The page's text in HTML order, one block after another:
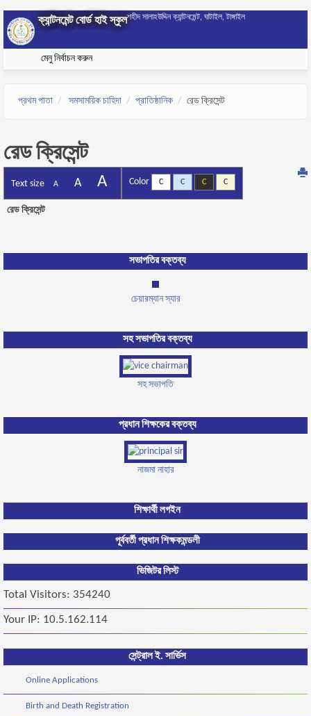
Skip to main content
ক্যান্টনমেন্ট বোর্ড হাই স্কুলশহীদ সালাহউদ্দিন ক্যান্টনমেন্ট, ঘাটাইল, টাঙ্গাইল
মেনু নির্বাচন করুন
প্রথম পাতা সমসাময়িক চাহিদা প্রাতিষ্ঠানিক রেড ক্রিসেন্ট
রেড ক্রিসেন্ট
Text size A A A Color C C C C
রেড ক্রিসেন্ট
সভাপতির বক্তব্য
চেয়ারম্যান স্যার
সহ সভাপতির বক্তব্য
সহ সভাপতি
প্রধান শিক্ষকের বক্তব্য
নাজমা নাহার
শিক্ষার্থী লগইন
পূর্ববর্তী প্রধান শিক্ষকমন্ডলী
ভিজিটর লিস্ট
Total Visitors: 354240
Your IP: 10.5.162.114
সেন্ট্রাল ই. সার্ভিস
Online Applications
Birth and Death Registration